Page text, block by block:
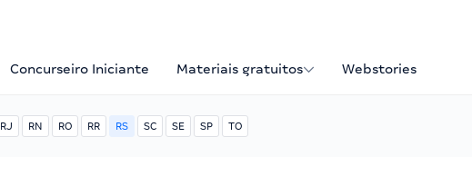
Concurseiro Iniciante Materiais gratuitos Webstories
RJ RN RO RR RS SC SE SP TO